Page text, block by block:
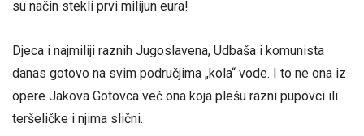
su način stekli prvi milijun eura!
Djeca i najmiliji raznih Jugoslavena, Udbaša i komunista
danas gotovo na svim područjima „kola“ vode. I to ne ona iz
opere Jakova Gotovca već ona koja plešu razni pupovci ili
teršeličke i njima slični.